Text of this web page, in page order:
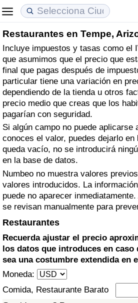
Restaurantes en Tempe,
Incluye impuestos y tasas como el
que asumimos que el precio que
final que pagas después de
particular tiene una variación en
dependiendo de la tienda u otros
precio medio que creas que los
pagarían con seguridad.
Si algún campo no puede aplicarse
conoces el valor, puedes dejarlo
queda vacío, no se introducirá
en la base de datos.
Numbeo no muestra valores
valores introducidos. La
puede no aparecer
se revisan manualmente para
Restaurantes
Recuerda ajustar el precio
los datos que introduces en caso
sea una costumbre extendida en
Moneda:
Comida, Restaurante Barato
Coste de vida
Índice de Costo de Vida (Actual)
Índice de Costo de Vida
Índice de costo de vida por país
en aqaba
Precios de las propiedades
Índice de Precios de Inmuebles
Índice de Precios de Inmuebles
Índice de Precios de Inmuebles
Calidad de Vida
Índice de Calidad de Vida
Índice de Calidad de Vida (Actual)
Índice de calidad de vida por país
Delincuencia
Calificación del Índice de
(Actual)
Índice de Criminalidad
Índice de criminalidad por país
Sanidad
Índice de Sanidad (Actual)